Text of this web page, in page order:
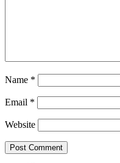
Name *
Email *
Website